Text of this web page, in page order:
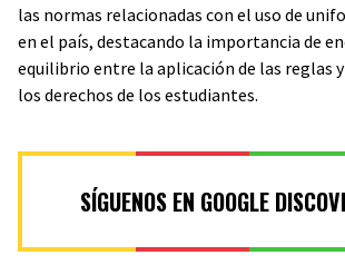
las normas relacionadas con el uso de
en el país, destacando la importancia de
equilibrio entre la aplicación de las reglas
los derechos de los estudiantes.
SÍGUENOS EN GOOGLE